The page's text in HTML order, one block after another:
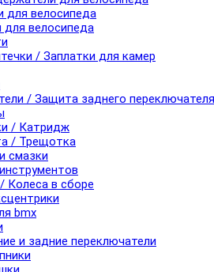
для велосипеда
велосипеда
/ Заплатки для камер
/ Защита заднего переключателя
/ Катридж
/ Трещотка
смазки
Колеса в сборе
bmx
и задние переключатели